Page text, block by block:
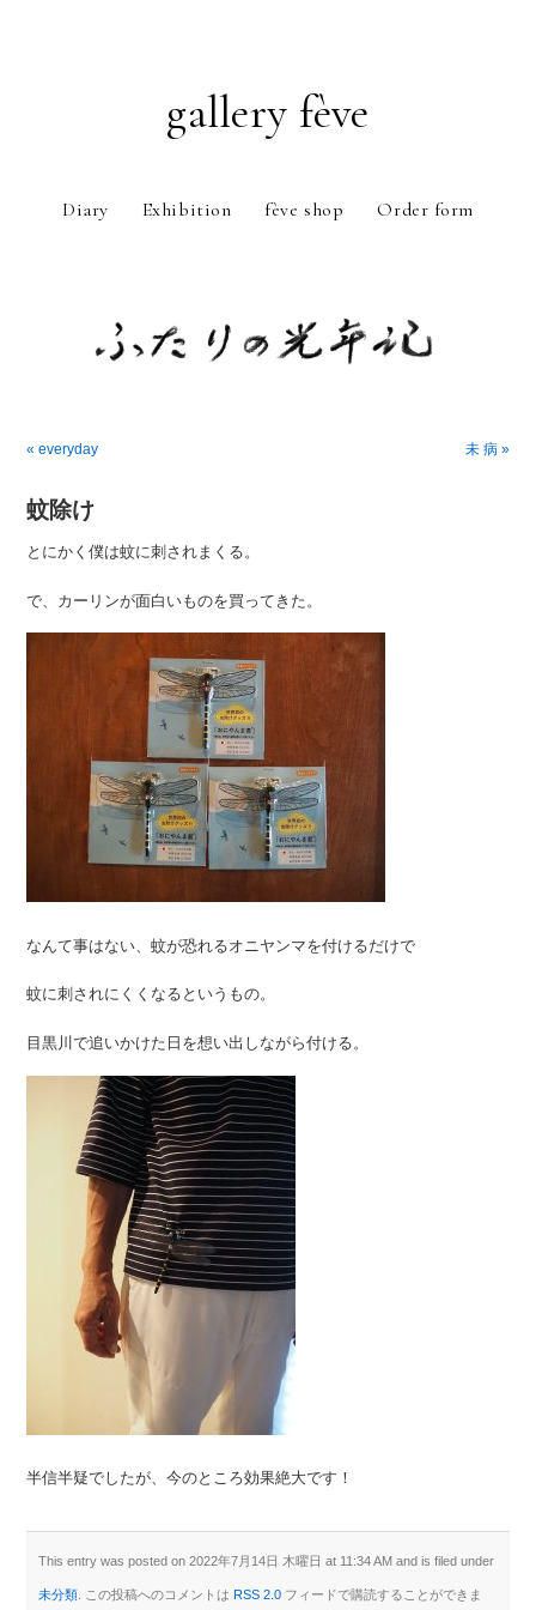
gallery fève
Diary Exhibition fève shop Order form
« everyday
未 病 »
蚊除け
とにかく僕は蚊に刺されまくる。
で、カーリンが面白いものを買ってきた。
なんて事はない、蚊が恐れるオニヤンマを付けるだけで
蚊に刺されにくくなるというもの。
目黒川で追いかけた日を想い出しながら付ける。
半信半疑でしたが、今のところ効果絶大です！
This entry was posted on 2022年7月14日 木曜日 at 11:34 AM and is filed under
未分類 . この投稿へのコメントは RSS 2.0 フィードで購読することができま